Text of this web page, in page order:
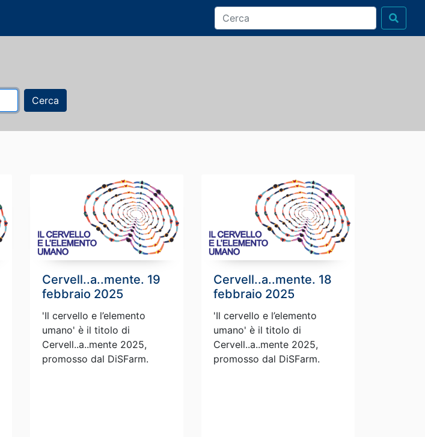
Cerca
Cervell..a..mente. 19
febbraio 2025
'Il cervello e l’elemento
umano' è il titolo di
Cervell..a..mente 2025,
promosso dal DiSFarm.
Cervell..a..mente. 18
febbraio 2025
'Il cervello e l’elemento
umano' è il titolo di
Cervell..a..mente 2025,
promosso dal DiSFarm.